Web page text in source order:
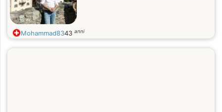
Mohammad8343 anni